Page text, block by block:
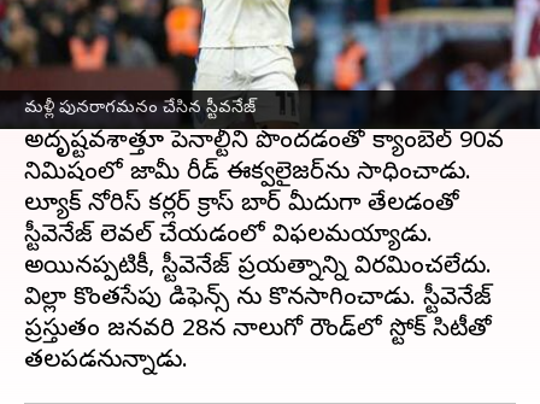
మళ్లీ పునరాగమనం చేసిన స్టీవనేజ్
FA కప్ 2022-23 మూడవ రౌండ్‌లో ఆస్టన్ విల్లాను
తొలగించేందుకు స్టీవనేజ్ తిరిగి పునరాగమనం
చేశాడు. మోర్గాన్ సాన్సన్ విల్లాకు 33వ నిమిషంలో
ఆధిక్యాన్ని అందించి సత్తా చాటాడు. స్టీవెనేజ్
అదృష్టవశాత్తూ పెనాల్టీని పొందడంతో క్యాంప్‌బెల్ 90వ
నిమిషంలో జామీ రీడ్ ఈక్వలైజర్‌ను సాధించాడు.
ల్యూక్ నోరిస్ కర్లర్ క్రాస్ బార్ మీదుగా తేలడంతో
స్టీవెనేజ్ లెవల్ చేయడంలో విఫలమయ్యాడు.
అయినప్పటికీ, స్టీవెనేజ్ ప్రయత్నాన్ని విరమించలేదు.
విల్లా కొంతసేపు డిఫెన్స్ ను కొనసాగించాడు. స్టీవెనేజ్
ప్రస్తుతం జనవరి 28న నాలుగో రౌండ్‌లో స్టోక్ సిటీతో